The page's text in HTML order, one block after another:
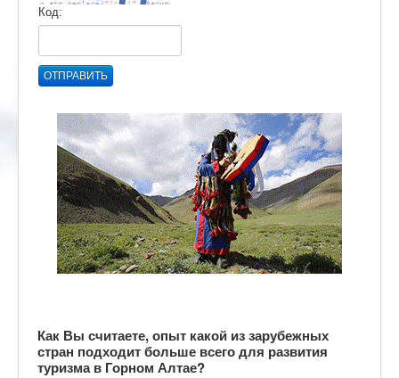
Код:
ОТПРАВИТЬ
Как Вы считаете, опыт какой из зарубежных
стран подходит больше всего для развития
туризма в Горном Алтае?